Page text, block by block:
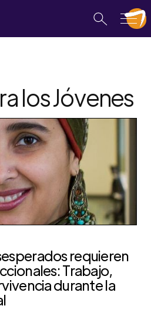
los Jóvenes
requieren
Trabajo,
durante la